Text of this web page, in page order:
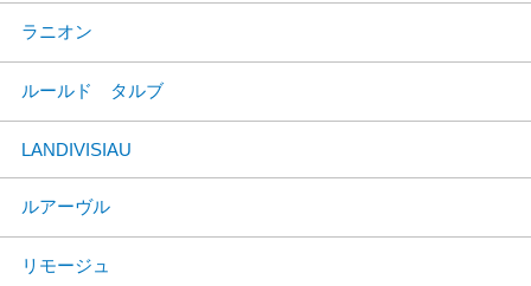
ラニオン
ルールド タルブ
LANDIVISIAU
ルアーヴル
リモージュ